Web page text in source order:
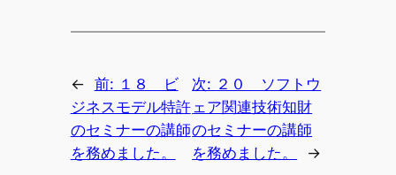
← 前: １８ ビ
ジネスモデル特許
のセミナーの講師
を務めました。
次: ２０ ソフトウ
ェア関連技術知財
のセミナーの講師
を務めました。
→